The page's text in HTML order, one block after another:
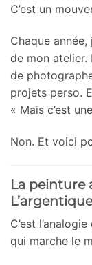
C’est un
Chaque
de mon atelier.
de
projets perso.
« Mais c’est
Non. Et voici
La peinture
C’est
qui marche le